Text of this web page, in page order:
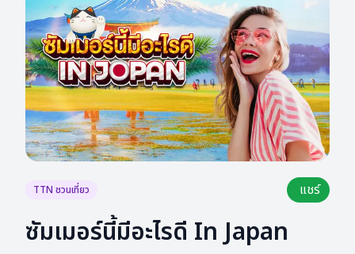
TTN ชวนเที่ยว แชร์
ซัมเมอร์นี้มีอะไรดี In Japan